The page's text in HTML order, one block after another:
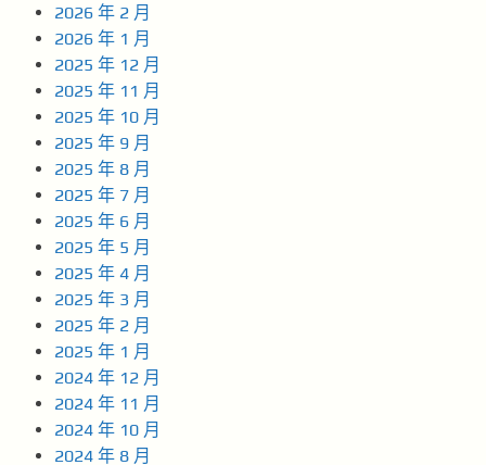
2026 年 2 月
2026 年 1 月
2025 年 12 月
2025 年 11 月
2025 年 10 月
2025 年 9 月
2025 年 8 月
2025 年 7 月
2025 年 6 月
2025 年 5 月
2025 年 4 月
2025 年 3 月
2025 年 2 月
2025 年 1 月
2024 年 12 月
2024 年 11 月
2024 年 10 月
2024 年 8 月